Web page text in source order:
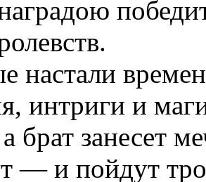
настали
интриги и
брат занесет
— и пойдут